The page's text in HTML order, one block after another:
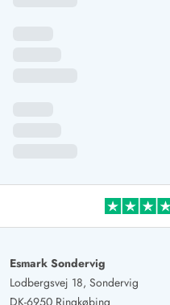
Esmark Sondervig
Lodbergsvej 18, Sondervig